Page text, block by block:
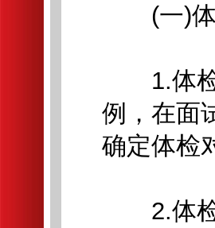
(一)体
1.体检
例，在面
确定体检
2.体检